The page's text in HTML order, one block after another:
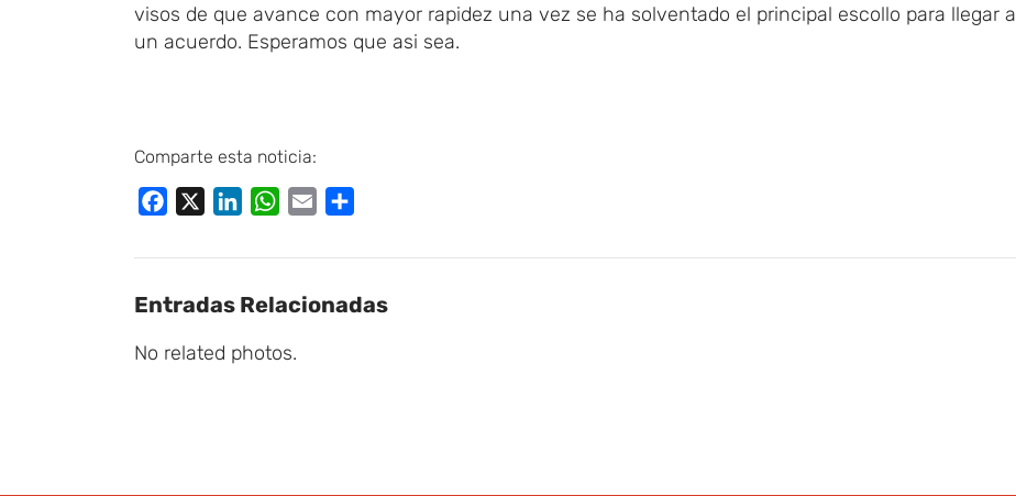
visos de que avance con mayor rapidez una vez se ha solventado el principal escollo para llegar a
un acuerdo. Esperamos que asi sea.
Comparte esta noticia:
Facebook LinkedInWhatsApp
Email
Entradas Relacionadas
No related photos.